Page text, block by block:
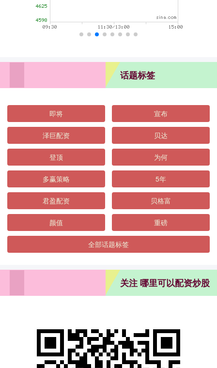
话题标签
即将 宣布
泽巨配资 贝达
登顶 为何
多赢策略 5年
君盈配资 贝格富
颜值 重磅
全部话题标签
关注 哪里可以配资炒股